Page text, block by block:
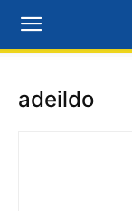
adeildo